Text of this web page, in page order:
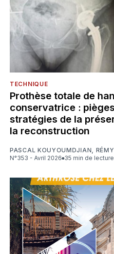
TECHNIQUE
Prothèse totale de
conservatrice :
stratégies de la
la reconstruction
PASCAL KOUYOUMDJIAN,
N°353 - Avril 2026
35 min de lecture